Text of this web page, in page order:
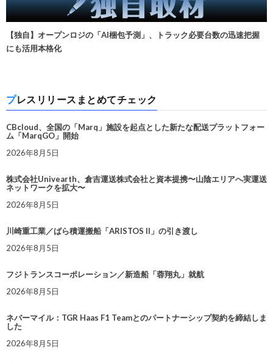
【独自】オープンロジの「AI梱包予測」、トラック必要台数の迅速把握
にも活用本格化
プレスリリースまとめてチェック
CBcloud、全国の「Marq」施設を起点とした新たな配送プラットフォー
ム「MarqGO」開始
2026年8月5日
株式会社Univearth、倉吉運送株式会社と資本提携〜山陰エリアへ実運送
ネットワークを拡大〜
2026年8月5日
川崎重工業／ばら積運搬船「ARISTOS II」の引き渡し
2026年8月5日
フジトランスコーポレーション／新造船「蓉翔丸」就航
2026年8月5日
ネバーマイル：TGR Haas F1 Teamとのパートナーシップ契約を締結しま
した
2026年8月5日